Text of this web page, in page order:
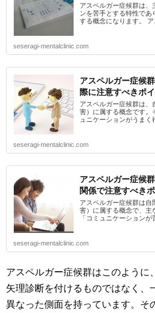
アスペルガー症候群は、
ンを苦手とする特性であ
する概念になります。 ア
seseragi-mentalclinic.com
アスペルガー症候
際に注意すべきポ
アスペルガー症候群は、
害）に属する概念です。
ュニケーションがうまく
seseragi-mentalclinic.com
アスペルガー症候
関係で注意すべき
アスペルガー症候群は自
害）に属する概念で、主
「コミュニケーションが
seseragi-mentalclinic.com
アスペルガー症候群はこのように
矢理診断を付けるものではなく、
異なった側面を持っています。そ